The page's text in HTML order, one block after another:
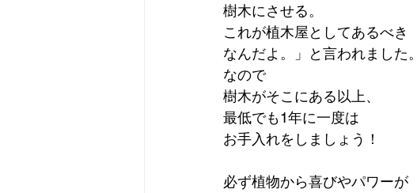
樹木にさせる。
これが植木屋としてあるべき
なんだよ。」と言われました。
なので
樹木がそこにある以上、
最低でも1年に一度は
お手入れをしましょう！
必ず植物から喜びやパワーが